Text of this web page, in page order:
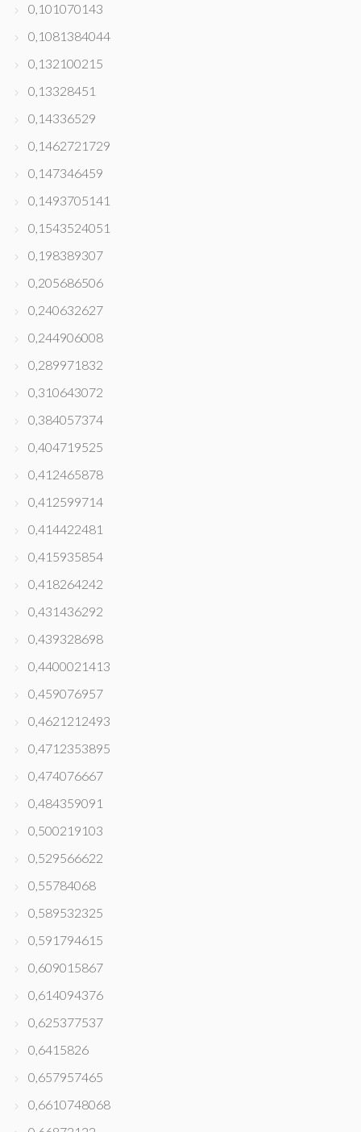
0,101070143
0,1081384044
0,132100215
0,13328451
0,14336529
0,1462721729
0,147346459
0,1493705141
0,1543524051
0,198389307
0,205686506
0,240632627
0,244906008
0,289971832
0,310643072
0,384057374
0,404719525
0,412465878
0,412599714
0,414422481
0,415935854
0,418264242
0,431436292
0,439328698
0,4400021413
0,459076957
0,4621212493
0,4712353895
0,474076667
0,484359091
0,500219103
0,529566622
0,55784068
0,589532325
0,591794615
0,609015867
0,614094376
0,625377537
0,6415826
0,657957465
0,6610748068